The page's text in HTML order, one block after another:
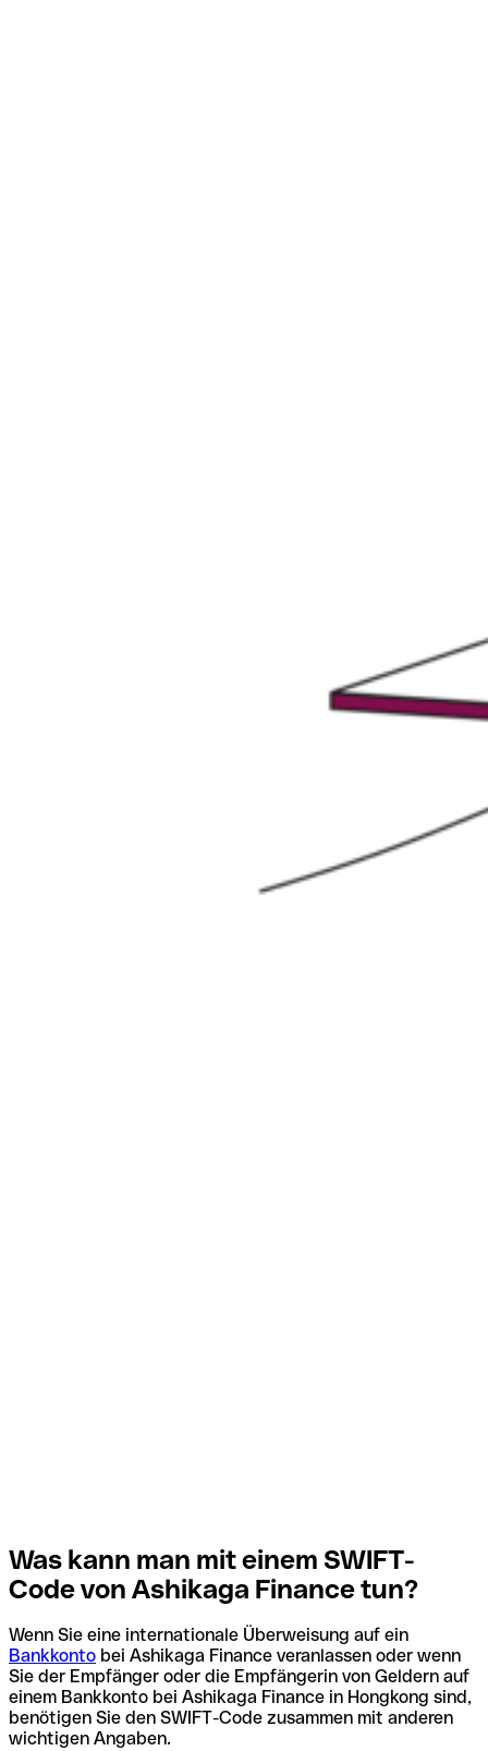
Was kann man mit einem SWIFT-
Code von Ashikaga Finance tun?
Wenn Sie eine internationale Überweisung auf ein
Bankkonto bei Ashikaga Finance veranlassen oder wenn
Sie der Empfänger oder die Empfängerin von Geldern auf
einem Bankkonto bei Ashikaga Finance in Hongkong sind,
benötigen Sie den SWIFT-Code zusammen mit anderen
wichtigen Angaben.